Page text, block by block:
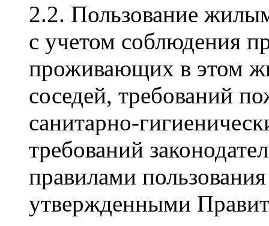
2.2. Пользование
с учетом соблюдения
проживающих в этом
соседей, требований
санитарно-
требований
правилами
утвержденными